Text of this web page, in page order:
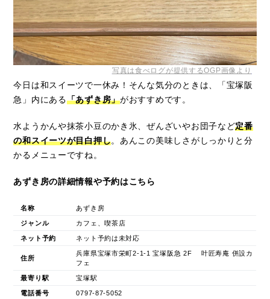
写真は食べログが提供するOGP画像より
今日は和スイーツで一休み！そんな気分のときは、「宝塚阪
急」内にある「あずき房」がおすすめです。
水ようかんや抹茶小豆のかき氷、ぜんざいやお団子など定番
の和スイーツが目白押し。あんこの美味しさがしっかりと分
かるメニューですね。
あずき房の詳細情報や予約はこちら
名称 あずき房
ジャンル カフェ、喫茶店
ネット予約 ネット予約は未対応
住所
兵庫県宝塚市栄町2-1-1 宝塚阪急 2F 叶匠寿庵 併設カ
フェ
最寄り駅 宝塚駅
電話番号 0797-87-5052